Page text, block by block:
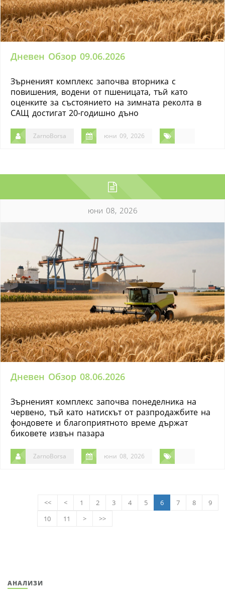
Дневен Обзор 09.06.2026
Зърненият комплекс започва вторника с
повишения, водени от пшеницата, тъй като
оценките за състоянието на зимната реколта в
САЩ достигат 20-годишно дъно
ZarnoBorsa юни 09, 2026
юни 08, 2026
Дневен Обзор 08.06.2026
Зърненият комплекс започва понеделника на
червено, тъй като натискът от разпродажбите на
фондовете и благоприятното време държат
биковете извън пазара
ZarnoBorsa юни 08, 2026
<< < 1 2 3 4 5 6 7 8
9
10
11 > >>
АНАЛИЗИ